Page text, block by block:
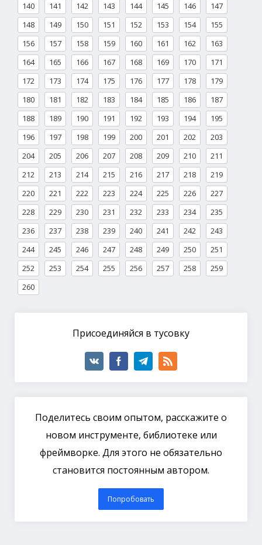
140
141 142 143 144 145 146
147
148
149 150 151 152 153 154
155
156
157 158 159 160 161 162
163
164
165 166 167 168 169 170
171
172
173 174 175 176 177 178
179
180
181 182 183 184 185 186
187
188
189 190 191 192 193 194
195
196
197 198 199 200 201 202
203
204
205 206 207 208 209 210
211
212
213 214 215 216 217 218
219
220
221 222 223 224 225 226
227
228
229 230 231 232 233 234
235
236
237 238 239 240 241 242
243
244
245 246 247 248 249 250
251
252
253 254 255 256 257 258
259
260
Присоединяйся в тусовку
Поделитесь своим опытом, расскажите о
новом инструменте, библиотеке или
фреймворке. Для этого не обязательно
становится постоянным автором.
Попробовать